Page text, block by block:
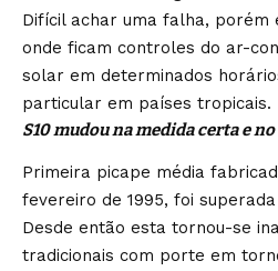
Difícil achar uma falha, porém
onde ficam controles do ar-
solar em determinados
particular em países tropicais.
S10 mudou na medida certa e
Primeira picape média
fevereiro de 1995, foi
Desde então esta tornou-se
tradicionais com porte em